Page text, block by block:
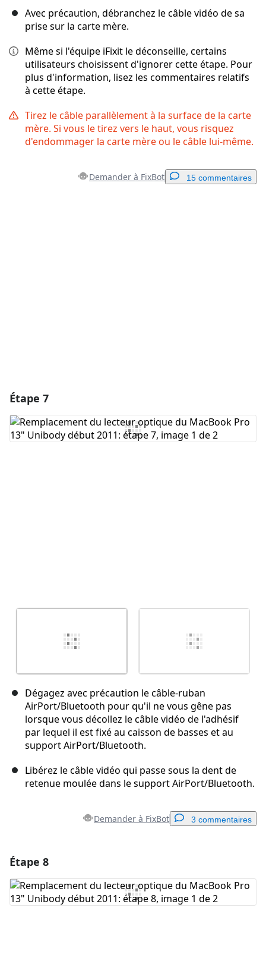
Avec précaution, débranchez le câble vidéo de sa
prise sur la carte mère.
Même si l'équipe iFixit le déconseille, certains
utilisateurs choisissent d'ignorer cette étape. Pour
plus d'information, lisez les commentaires relatifs
à cette étape.
Tirez le câble parallèlement à la surface de la carte
mère. Si vous le tirez vers le haut, vous risquez
d'endommager la carte mère ou le câble lui-même.
Demander à FixBot 15 commentaires
Étape 7
Dégagez avec précaution le câble-ruban
AirPort/Bluetooth pour qu'il ne vous gêne pas
lorsque vous décollez le câble vidéo de l'adhésif
par lequel il est fixé au caisson de basses et au
support AirPort/Bluetooth.
Libérez le câble vidéo qui passe sous la dent de
retenue moulée dans le support AirPort/Bluetooth.
Demander à FixBot 3 commentaires
Ajouter un commentaire
Étape 8